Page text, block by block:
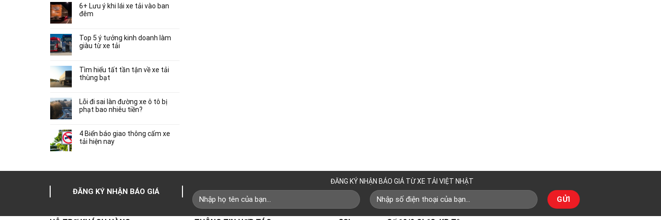
6+ Lưu ý khi lái xe tải vào ban
đêm
Top 5 ý tưởng kinh doanh làm
giàu từ xe tải
Tìm hiểu tất tần tận về xe tải
thùng bạt
Lỗi đi sai làn đường xe ô tô bị
phạt bao nhiêu tiền?
4 Biển báo giao thông cấm xe
tải hiện nay
ĐĂNG KÝ NHẬN BÁO GIÁ
ĐĂNG KÝ NHẬN BÁO GIÁ TỪ XE TẢI VIỆT NHẬT